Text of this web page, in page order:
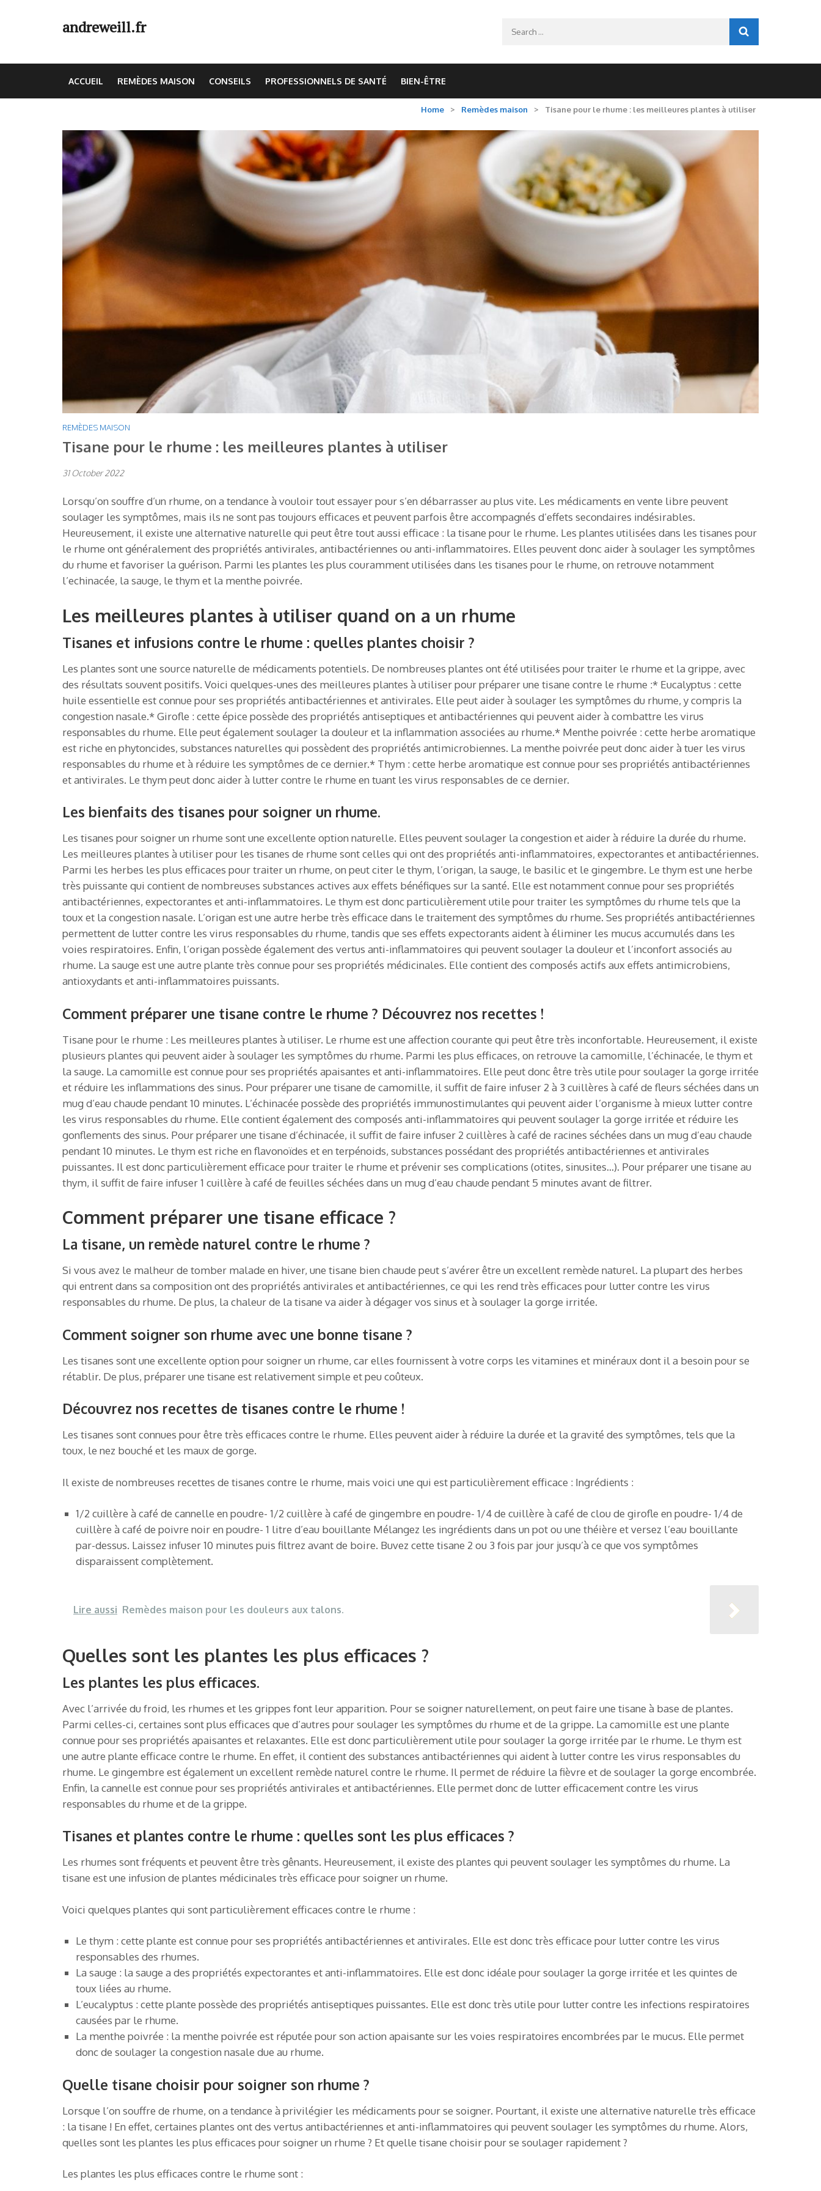
andreweill.fr
ACCUEIL REMÈDES MAISON CONSEILS PROFESSIONNELS DE SANTÉ BIEN-ÊTRE
Home > Remèdes maison > Tisane pour le rhume : les meilleures plantes à utiliser
REMÈDES MAISON
Tisane pour le rhume : les meilleures plantes à utiliser
31 October 2022
Lorsqu’on souffre d’un rhume, on a tendance à vouloir tout essayer pour s’en débarrasser au plus vite. Les médicaments en vente libre peuvent
soulager les symptômes, mais ils ne sont pas toujours efficaces et peuvent parfois être accompagnés d’effets secondaires indésirables.
Heureusement, il existe une alternative naturelle qui peut être tout aussi efficace : la tisane pour le rhume. Les plantes utilisées dans les tisanes pour
le rhume ont généralement des propriétés antivirales, antibactériennes ou anti-inflammatoires. Elles peuvent donc aider à soulager les symptômes
du rhume et favoriser la guérison. Parmi les plantes les plus couramment utilisées dans les tisanes pour le rhume, on retrouve notamment
l’echinacée, la sauge, le thym et la menthe poivrée.
Les meilleures plantes à utiliser quand on a un rhume
Tisanes et infusions contre le rhume : quelles plantes choisir ?
Les plantes sont une source naturelle de médicaments potentiels. De nombreuses plantes ont été utilisées pour traiter le rhume et la grippe, avec
des résultats souvent positifs. Voici quelques-unes des meilleures plantes à utiliser pour préparer une tisane contre le rhume :* Eucalyptus : cette
huile essentielle est connue pour ses propriétés antibactériennes et antivirales. Elle peut aider à soulager les symptômes du rhume, y compris la
congestion nasale.* Girofle : cette épice possède des propriétés antiseptiques et antibactériennes qui peuvent aider à combattre les virus
responsables du rhume. Elle peut également soulager la douleur et la inflammation associées au rhume.* Menthe poivrée : cette herbe aromatique
est riche en phytoncides, substances naturelles qui possèdent des propriétés antimicrobiennes. La menthe poivrée peut donc aider à tuer les virus
responsables du rhume et à réduire les symptômes de ce dernier.* Thym : cette herbe aromatique est connue pour ses propriétés antibactériennes
et antivirales. Le thym peut donc aider à lutter contre le rhume en tuant les virus responsables de ce dernier.
Les bienfaits des tisanes pour soigner un rhume.
Les tisanes pour soigner un rhume sont une excellente option naturelle. Elles peuvent soulager la congestion et aider à réduire la durée du rhume.
Les meilleures plantes à utiliser pour les tisanes de rhume sont celles qui ont des propriétés anti-inflammatoires, expectorantes et antibactériennes.
Parmi les herbes les plus efficaces pour traiter un rhume, on peut citer le thym, l’origan, la sauge, le basilic et le gingembre. Le thym est une herbe
très puissante qui contient de nombreuses substances actives aux effets bénéfiques sur la santé. Elle est notamment connue pour ses propriétés
antibactériennes, expectorantes et anti-inflammatoires. Le thym est donc particulièrement utile pour traiter les symptômes du rhume tels que la
toux et la congestion nasale. L’origan est une autre herbe très efficace dans le traitement des symptômes du rhume. Ses propriétés antibactériennes
permettent de lutter contre les virus responsables du rhume, tandis que ses effets expectorants aident à éliminer les mucus accumulés dans les
voies respiratoires. Enfin, l’origan possède également des vertus anti-inflammatoires qui peuvent soulager la douleur et l’inconfort associés au
rhume. La sauge est une autre plante très connue pour ses propriétés médicinales. Elle contient des composés actifs aux effets antimicrobiens,
antioxydants et anti-inflammatoires puissants.
Comment préparer une tisane contre le rhume ? Découvrez nos recettes !
Tisane pour le rhume : Les meilleures plantes à utiliser. Le rhume est une affection courante qui peut être très inconfortable. Heureusement, il existe
plusieurs plantes qui peuvent aider à soulager les symptômes du rhume. Parmi les plus efficaces, on retrouve la camomille, l’échinacée, le thym et
la sauge. La camomille est connue pour ses propriétés apaisantes et anti-inflammatoires. Elle peut donc être très utile pour soulager la gorge irritée
et réduire les inflammations des sinus. Pour préparer une tisane de camomille, il suffit de faire infuser 2 à 3 cuillères à café de fleurs séchées dans un
mug d’eau chaude pendant 10 minutes. L’échinacée possède des propriétés immunostimulantes qui peuvent aider l’organisme à mieux lutter contre
les virus responsables du rhume. Elle contient également des composés anti-inflammatoires qui peuvent soulager la gorge irritée et réduire les
gonflements des sinus. Pour préparer une tisane d’échinacée, il suffit de faire infuser 2 cuillères à café de racines séchées dans un mug d’eau chaude
pendant 10 minutes. Le thym est riche en flavonoïdes et en terpénoids, substances possédant des propriétés antibactériennes et antivirales
puissantes. Il est donc particulièrement efficace pour traiter le rhume et prévenir ses complications (otites, sinusites…). Pour préparer une tisane au
thym, il suffit de faire infuser 1 cuillère à café de feuilles séchées dans un mug d’eau chaude pendant 5 minutes avant de filtrer.
Comment préparer une tisane efficace ?
La tisane, un remède naturel contre le rhume ?
Si vous avez le malheur de tomber malade en hiver, une tisane bien chaude peut s’avérer être un excellent remède naturel. La plupart des herbes
qui entrent dans sa composition ont des propriétés antivirales et antibactériennes, ce qui les rend très efficaces pour lutter contre les virus
responsables du rhume. De plus, la chaleur de la tisane va aider à dégager vos sinus et à soulager la gorge irritée.
Comment soigner son rhume avec une bonne tisane ?
Les tisanes sont une excellente option pour soigner un rhume, car elles fournissent à votre corps les vitamines et minéraux dont il a besoin pour se
rétablir. De plus, préparer une tisane est relativement simple et peu coûteux.
Découvrez nos recettes de tisanes contre le rhume !
Les tisanes sont connues pour être très efficaces contre le rhume. Elles peuvent aider à réduire la durée et la gravité des symptômes, tels que la
toux, le nez bouché et les maux de gorge.
Il existe de nombreuses recettes de tisanes contre le rhume, mais voici une qui est particulièrement efficace : Ingrédients :
1/2 cuillère à café de cannelle en poudre- 1/2 cuillère à café de gingembre en poudre- 1/4 de cuillère à café de clou de girofle en poudre- 1/4 de
cuillère à café de poivre noir en poudre- 1 litre d’eau bouillante Mélangez les ingrédients dans un pot ou une théière et versez l’eau bouillante
par-dessus. Laissez infuser 10 minutes puis filtrez avant de boire. Buvez cette tisane 2 ou 3 fois par jour jusqu’à ce que vos symptômes
disparaissent complètement.
Lire aussi Remèdes maison pour les douleurs aux talons.
Quelles sont les plantes les plus efficaces ?
Les plantes les plus efficaces.
Avec l’arrivée du froid, les rhumes et les grippes font leur apparition. Pour se soigner naturellement, on peut faire une tisane à base de plantes.
Parmi celles-ci, certaines sont plus efficaces que d’autres pour soulager les symptômes du rhume et de la grippe. La camomille est une plante
connue pour ses propriétés apaisantes et relaxantes. Elle est donc particulièrement utile pour soulager la gorge irritée par le rhume. Le thym est
une autre plante efficace contre le rhume. En effet, il contient des substances antibactériennes qui aident à lutter contre les virus responsables du
rhume. Le gingembre est également un excellent remède naturel contre le rhume. Il permet de réduire la fièvre et de soulager la gorge encombrée.
Enfin, la cannelle est connue pour ses propriétés antivirales et antibactériennes. Elle permet donc de lutter efficacement contre les virus
responsables du rhume et de la grippe.
Tisanes et plantes contre le rhume : quelles sont les plus efficaces ?
Les rhumes sont fréquents et peuvent être très gênants. Heureusement, il existe des plantes qui peuvent soulager les symptômes du rhume. La
tisane est une infusion de plantes médicinales très efficace pour soigner un rhume.
Voici quelques plantes qui sont particulièrement efficaces contre le rhume :
Le thym : cette plante est connue pour ses propriétés antibactériennes et antivirales. Elle est donc très efficace pour lutter contre les virus
responsables des rhumes.
La sauge : la sauge a des propriétés expectorantes et anti-inflammatoires. Elle est donc idéale pour soulager la gorge irritée et les quintes de
toux liées au rhume.
L’eucalyptus : cette plante possède des propriétés antiseptiques puissantes. Elle est donc très utile pour lutter contre les infections respiratoires
causées par le rhume.
La menthe poivrée : la menthe poivrée est réputée pour son action apaisante sur les voies respiratoires encombrées par le mucus. Elle permet
donc de soulager la congestion nasale due au rhume.
Quelle tisane choisir pour soigner son rhume ?
Lorsque l’on souffre de rhume, on a tendance à privilégier les médicaments pour se soigner. Pourtant, il existe une alternative naturelle très efficace
: la tisane ! En effet, certaines plantes ont des vertus antibactériennes et anti-inflammatoires qui peuvent soulager les symptômes du rhume. Alors,
quelles sont les plantes les plus efficaces pour soigner un rhume ? Et quelle tisane choisir pour se soulager rapidement ?
Les plantes les plus efficaces contre le rhume sont :